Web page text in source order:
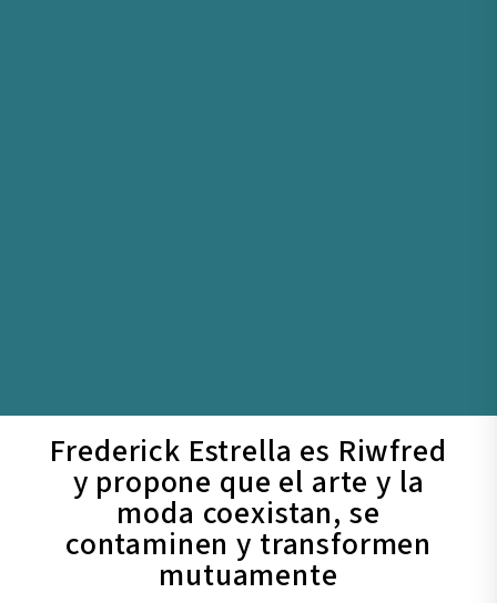
Frederick Estrella es Riwfred
y propone que el arte y la
moda coexistan, se
contaminen y transformen
mutuamente